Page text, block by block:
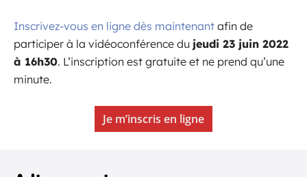
Inscrivez-vous en ligne dès maintenant afin de
participer à la vidéoconférence du jeudi 23 juin 2022
à 16h30. L’inscription est gratuite et ne prend qu’une
minute.
Je m’inscris en ligne